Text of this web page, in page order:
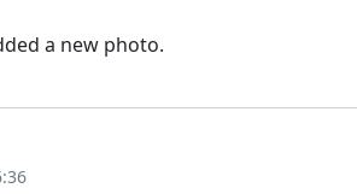
a new photo.